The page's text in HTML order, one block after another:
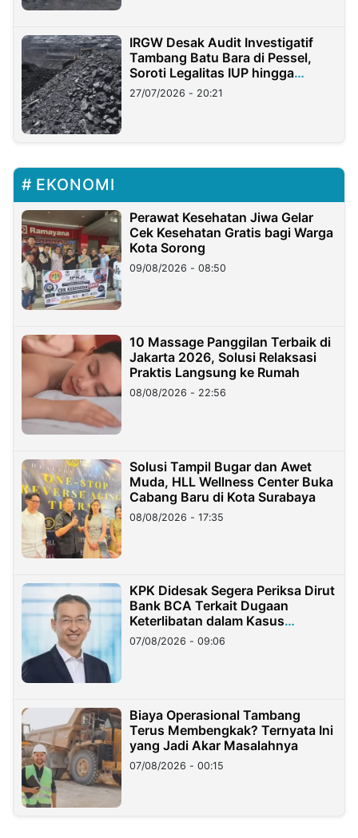
IRGW Desak Audit Investigatif
Tambang Batu Bara di Pessel,
Soroti Legalitas IUP hingga
Stockpile
27/07/2026 - 20:21
EKONOMI
Perawat Kesehatan Jiwa Gelar
Cek Kesehatan Gratis bagi Warga
Kota Sorong
09/08/2026 - 08:50
10 Massage Panggilan Terbaik di
Jakarta 2026, Solusi Relaksasi
Praktis Langsung ke Rumah
08/08/2026 - 22:56
Solusi Tampil Bugar dan Awet
Muda, HLL Wellness Center Buka
Cabang Baru di Kota Surabaya
08/08/2026 - 17:35
KPK Didesak Segera Periksa Dirut
Bank BCA Terkait Dugaan
Keterlibatan dalam Kasus
Hilangnya Dana Nasabah Rp2,58
Miliar
07/08/2026 - 09:06
Biaya Operasional Tambang
Terus Membengkak? Ternyata Ini
yang Jadi Akar Masalahnya
07/08/2026 - 00:15